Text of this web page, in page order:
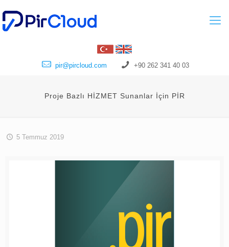
pir@pircloud.com +90 262 341 40 03
Proje Bazlı HİZMET Sunanlar İçin PİR
5 Temmuz 2019